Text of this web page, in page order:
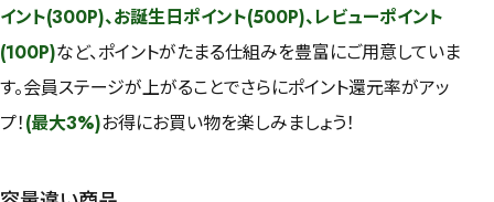
イント(300P)、お誕生日ポイント(500P)、レビューポイント
(100P)など、ポイントがたまる仕組みを豊富にご用意していま
す。会員ステージが上がることでさらにポイント還元率がアッ
プ！(最大3%)お得にお買い物を楽しみましょう！